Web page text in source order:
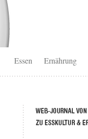
Essen Ernährung